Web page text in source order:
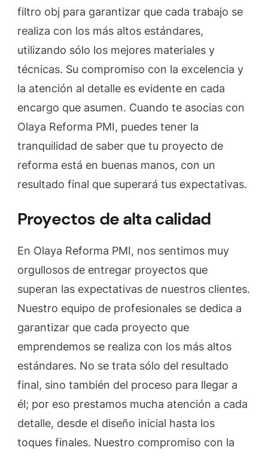
filtro obj para garantizar que cada trabajo se
realiza con los más altos estándares,
utilizando sólo los mejores materiales y
técnicas. Su compromiso con la excelencia y
la atención al detalle es evidente en cada
encargo que asumen. Cuando te asocias con
Olaya Reforma PMI, puedes tener la
tranquilidad de saber que tu proyecto de
reforma está en buenas manos, con un
resultado final que superará tus expectativas.
Proyectos de alta calidad
En Olaya Reforma PMI, nos sentimos muy
orgullosos de entregar proyectos que
superan las expectativas de nuestros clientes.
Nuestro equipo de profesionales se dedica a
garantizar que cada proyecto que
emprendemos se realiza con los más altos
estándares. No se trata sólo del resultado
final, sino también del proceso para llegar a
él; por eso prestamos mucha atención a cada
detalle, desde el diseño inicial hasta los
toques finales. Nuestro compromiso con la